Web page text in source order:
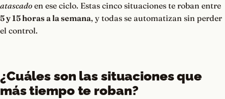
atascado en ese ciclo. Estas cinco situaciones te roban entre
5 y 15 horas a la semana, y todas se automatizan sin perder
el control.
¿Cuáles son las situaciones que
más tiempo te roban?